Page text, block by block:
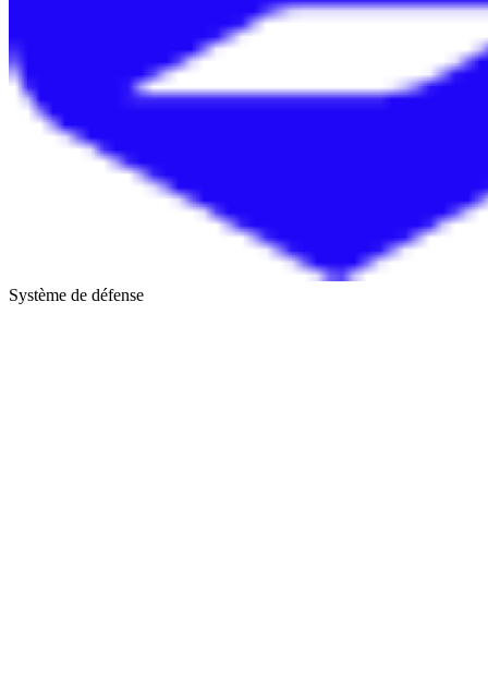
Système de défense